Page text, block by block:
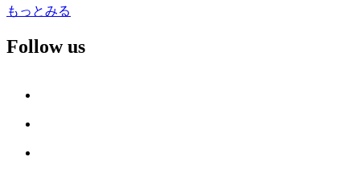
もっとみる
Follow us